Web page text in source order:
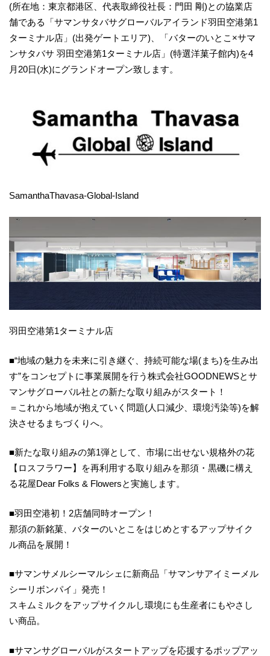
(所在地：東京都港区、代表取締役社長：門田 剛)との協業店
舗である「サマンサタバサグローバルアイランド羽田空港第1
ターミナル店」(出発ゲートエリア)、「バターのいとこ×サマ
ンサタバサ 羽田空港第1ターミナル店」(特選洋菓子館内)を4
月20日(水)にグランドオープン致します。
SamanthaThavasa-Global-Island
羽田空港第1ターミナル店
■“地域の魅力を未来に引き継ぐ、持続可能な場(まち)を生み出
す”をコンセプトに事業展開を行う株式会社GOODNEWSとサ
マンサグローバル社との新たな取り組みがスタート！
＝これから地域が抱えていく問題(人口減少、環境汚染等)を解
決させるまちづくりへ。
■新たな取り組みの第1弾として、市場に出せない規格外の花
【ロスフラワー】を再利用する取り組みを那須・黒磯に構え
る花屋Dear Folks & Flowersと実施します。
■羽田空港初！2店舗同時オープン！
那須の新銘菓、バターのいとこをはじめとするアップサイク
ル商品を展開！
■サマンサメルシーマルシェに新商品「サマンサアイミーメル
シーリボンパイ」発売！
スキムミルクをアップサイクルし環境にも生産者にもやさし
い商品。
■サマンサグローバルがスタートアップを応援するポップアッ